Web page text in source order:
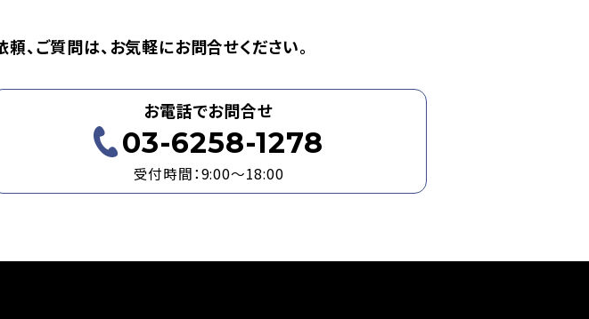
、ご質問は、お気軽にお問合せください。
お電話でお問合せ
03-6258-1278
受付時間：9:00～18:00